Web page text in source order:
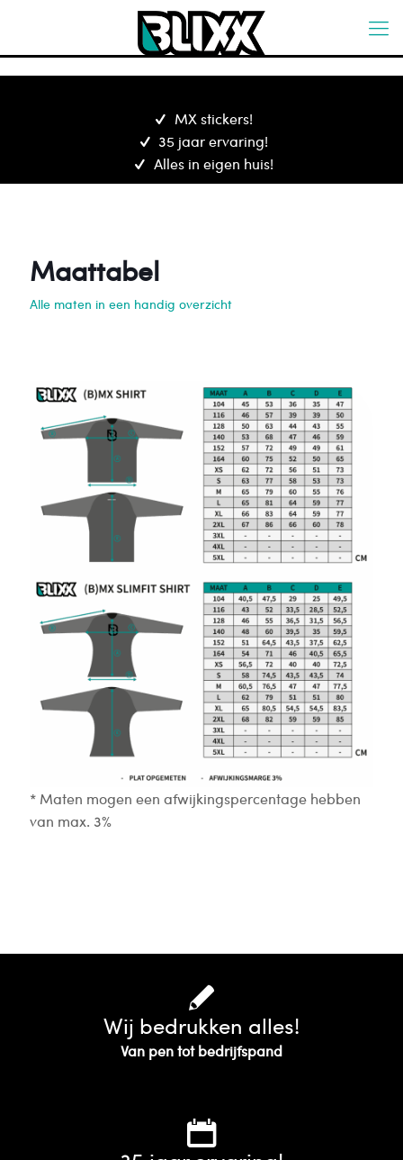
MX stickers!
35 jaar ervaring!
Alles in eigen huis!
Maattabel
Alle maten in een handig overzicht
* Maten mogen een afwijkingspercentage hebben
van max. 3%
Wij bedrukken alles!
Van pen tot bedrijfspand